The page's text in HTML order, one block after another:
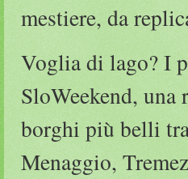
mestiere, da
Voglia di lago? I
SloWeekend, una
borghi più belli
Menaggio,